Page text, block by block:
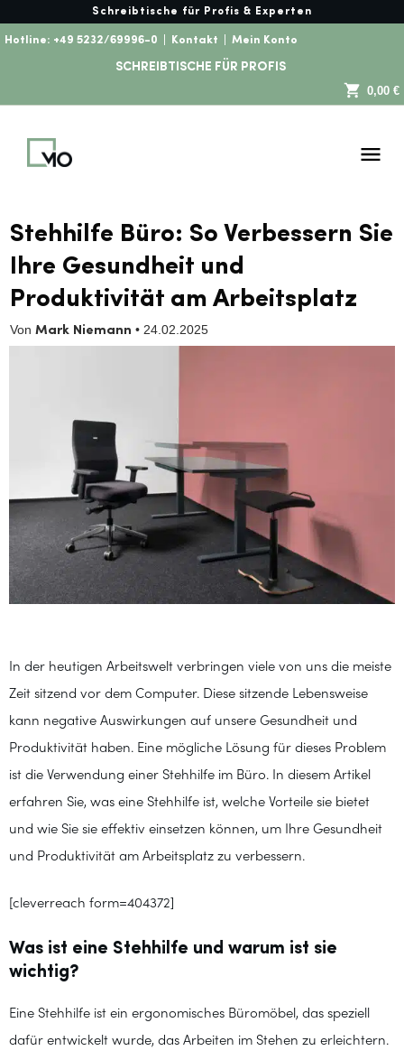
Schreibtische für Profis & Experten
Hotline: +49 5232/69996-0 Kontakt Mein Konto
SCHREIBTISCHE FÜR PROFIS
0,00 €
Stehhilfe Büro: So Verbessern Sie
Ihre Gesundheit und
Produktivität am Arbeitsplatz
Von Mark Niemann • 24.02.2025
In der heutigen Arbeitswelt verbringen viele von uns die meiste
Zeit sitzend vor dem Computer. Diese sitzende Lebensweise
kann negative Auswirkungen auf unsere Gesundheit und
Produktivität haben. Eine mögliche Lösung für dieses Problem
ist die Verwendung einer Stehhilfe im Büro. In diesem Artikel
erfahren Sie, was eine Stehhilfe ist, welche Vorteile sie bietet
und wie Sie sie effektiv einsetzen können, um Ihre Gesundheit
und Produktivität am Arbeitsplatz zu verbessern.
[cleverreach form=404372]
Was ist eine Stehhilfe und warum ist sie
wichtig?
Eine Stehhilfe ist ein ergonomisches Büromöbel, das speziell
dafür entwickelt wurde, das Arbeiten im Stehen zu erleichtern.